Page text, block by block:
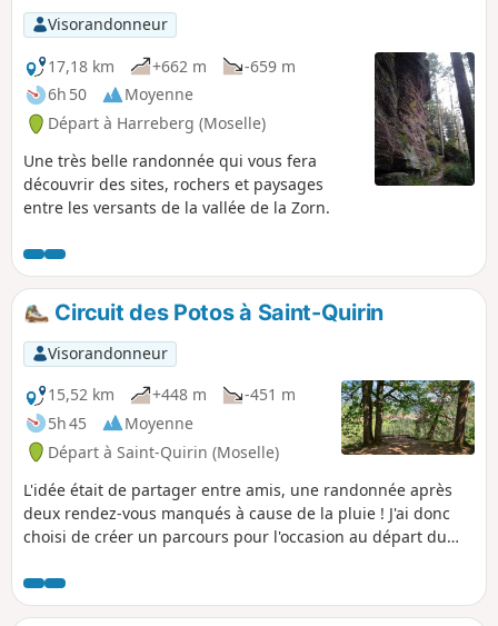
Visorandonneur
17,18 km
+662 m
-659 m
6h 50
Moyenne
Départ à Harreberg (Moselle)
Une très belle randonnée qui vous fera
découvrir des sites, rochers et paysages
entre les versants de la vallée de la Zorn.
Circuit des Potos à Saint-Quirin
Visorandonneur
15,52 km
+448 m
-451 m
5h 45
Moyenne
Départ à Saint-Quirin (Moselle)
L'idée était de partager entre amis, une randonnée après
deux rendez-vous manqués à cause de la pluie ! J'ai donc
choisi de créer un parcours pour l'occasion au départ du